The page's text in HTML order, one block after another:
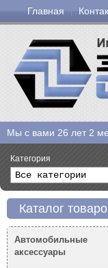
Главная
Мы с вами 26 лет 2
Категория
Каталог
Автомобильные
аксессуары